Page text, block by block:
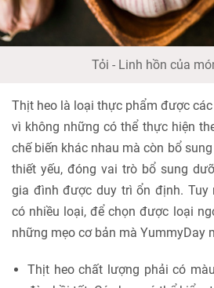
Tỏi - Linh hồn của
Thịt heo là loại thực phẩm được
vì không những có thể thực hiện
chế biến khác nhau mà còn bổ
thiết yếu, đóng vai trò bổ sung
gia đình được duy trì ổn định. Tuy
có nhiều loại, để chọn được loại
những mẹo cơ bản mà YummyDay
Thịt heo chất lượng phải có